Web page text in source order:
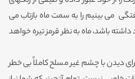
می بینیم را به سمت ماه بازتاب می
باشد، ماه به نظر قرمز تیره خواهد
دیدن با چشم غیر مسلح کاملاً بی خطر